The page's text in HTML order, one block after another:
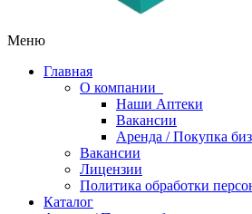
Меню
Главная
О компании
Наши Аптеки
Вакансии
Аренда / Покупка
Вакансии
Лицензии
Политика обработки
Каталог